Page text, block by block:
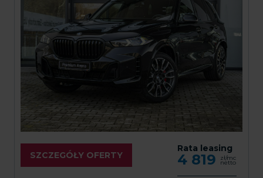
SZCZEGÓŁY OFERTY
Rata leasing
4 819 zł/mc
netto